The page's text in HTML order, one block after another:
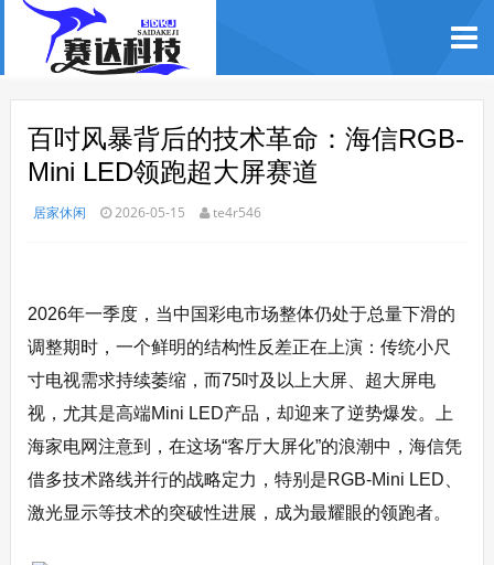
百吋风暴背后的技术革命：海信RGB-
Mini LED领跑超大屏赛道
居家休闲 2026-05-15 te4r546
2026年一季度，当中国彩电市场整体仍处于总量下滑的
调整期时，一个鲜明的结构性反差正在上演：传统小尺
寸电视需求持续萎缩，而75吋及以上大屏、超大屏电
视，尤其是高端Mini LED产品，却迎来了逆势爆发。上
海家电网注意到，在这场“客厅大屏化”的浪潮中，海信凭
借多技术路线并行的战略定力，特别是RGB-Mini LED、
激光显示等技术的突破性进展，成为最耀眼的领跑者。